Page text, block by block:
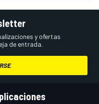
y ofertas
de entrada.